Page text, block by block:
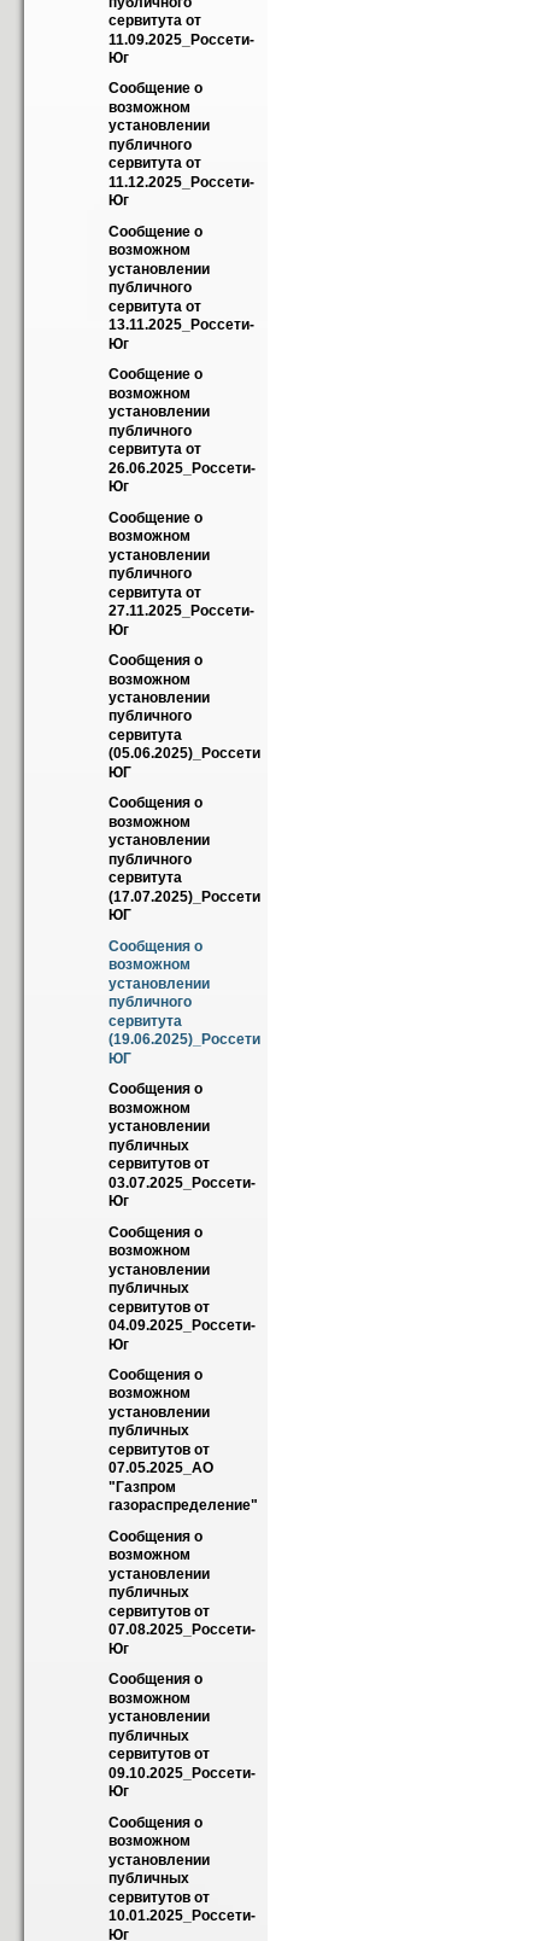
сервитута от
11.09.2025_Россети-
Юг
Сообщение о
возможном
установлении
публичного
сервитута от
11.12.2025_Россети-
Юг
Сообщение о
возможном
установлении
публичного
сервитута от
13.11.2025_Россети-
Юг
Сообщение о
возможном
установлении
публичного
сервитута от
26.06.2025_Россети-
Юг
Сообщение о
возможном
установлении
публичного
сервитута от
27.11.2025_Россети-
Юг
Сообщения о
возможном
установлении
публичного
сервитута
(05.06.2025)_Россети
ЮГ
Сообщения о
возможном
установлении
публичного
сервитута
(17.07.2025)_Россети
ЮГ
Сообщения о
возможном
установлении
публичного
сервитута
(19.06.2025)_Россети
ЮГ
Сообщения о
возможном
установлении
публичных
сервитутов от
03.07.2025_Россети-
Юг
Сообщения о
возможном
установлении
публичных
сервитутов от
04.09.2025_Россети-
Юг
Сообщения о
возможном
установлении
публичных
сервитутов от
07.05.2025_АО
"Газпром
газораспределение"
Сообщения о
возможном
установлении
публичных
сервитутов от
07.08.2025_Россети-
Юг
Сообщения о
возможном
установлении
публичных
сервитутов от
09.10.2025_Россети-
Юг
Сообщения о
возможном
установлении
публичных
сервитутов от
10.01.2025_Россети-
Юг